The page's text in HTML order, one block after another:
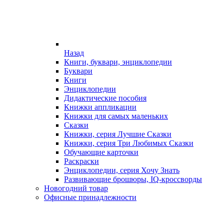
Назад
Книги, буквари, энциклопедии
Буквари
Книги
Энциклопедии
Дидактические пособия
Книжки аппликации
Книжки для самых маленьких
Сказки
Книжки, серия Лучшие Сказки
Книжки, серия Три Любимых Сказки
Обучающие карточки
Раскраски
Энциклопедии, серия Хочу Знать
Развивающие брошюры, IQ-кроссворды
Новогодний товар
Офисные принадлежности